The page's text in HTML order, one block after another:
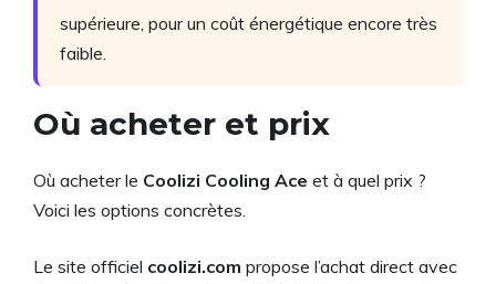
supérieure, pour un coût énergétique encore très
faible.
Où acheter et prix
Où acheter le Coolizi Cooling Ace et à quel prix ?
Voici les options concrètes.
Le site officiel coolizi.com propose l’achat direct avec